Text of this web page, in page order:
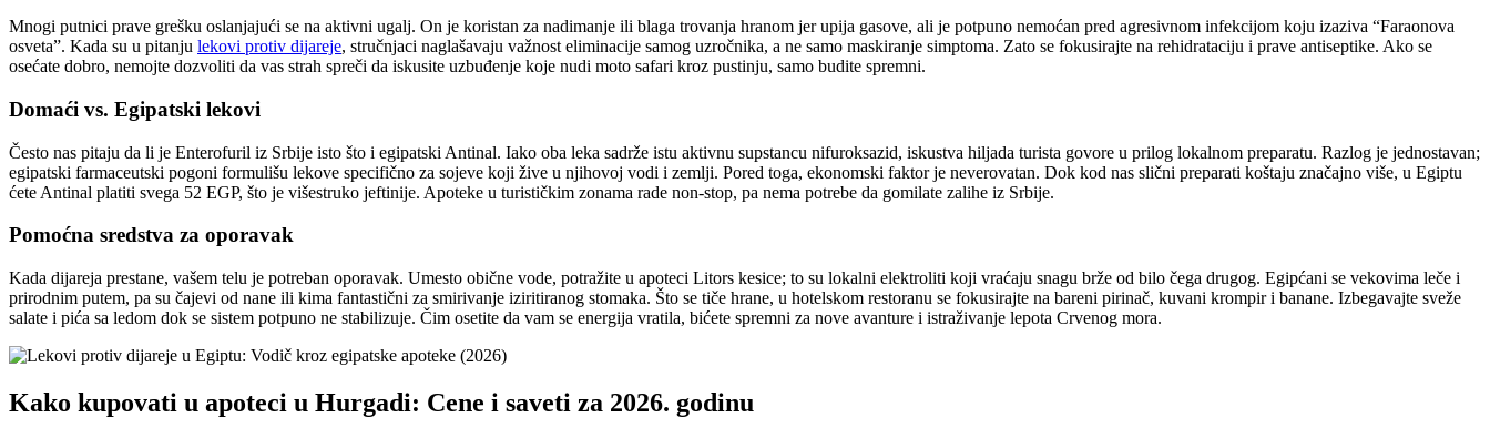
Mnogi putnici prave grešku oslanjajući se na aktivni ugalj. On je koristan za nadimanje ili blaga trovanja hranom jer upija gasove, ali je potpuno nemoćan pred agresivnom infekcijom koju izaziva “Faraonova
osveta”. Kada su u pitanju lekovi protiv dijareje, stručnjaci naglašavaju važnost eliminacije samog uzročnika, a ne samo maskiranje simptoma. Zato se fokusirajte na rehidrataciju i prave antiseptike. Ako se
osećate dobro, nemojte dozvoliti da vas strah spreči da iskusite uzbuđenje koje nudi moto safari kroz pustinju, samo budite spremni.
Domaći vs. Egipatski lekovi
Često nas pitaju da li je Enterofuril iz Srbije isto što i egipatski Antinal. Iako oba leka sadrže istu aktivnu supstancu nifuroksazid, iskustva hiljada turista govore u prilog lokalnom preparatu. Razlog je jednostavan;
egipatski farmaceutski pogoni formulišu lekove specifično za sojeve koji žive u njihovoj vodi i zemlji. Pored toga, ekonomski faktor je neverovatan. Dok kod nas slični preparati koštaju značajno više, u Egiptu
ćete Antinal platiti svega 52 EGP, što je višestruko jeftinije. Apoteke u turističkim zonama rade non-stop, pa nema potrebe da gomilate zalihe iz Srbije.
Pomoćna sredstva za oporavak
Kada dijareja prestane, vašem telu je potreban oporavak. Umesto obične vode, potražite u apoteci Litors kesice; to su lokalni elektroliti koji vraćaju snagu brže od bilo čega drugog. Egipćani se vekovima leče i
prirodnim putem, pa su čajevi od nane ili kima fantastični za smirivanje iziritiranog stomaka. Što se tiče hrane, u hotelskom restoranu se fokusirajte na bareni pirinač, kuvani krompir i banane. Izbegavajte sveže
salate i pića sa ledom dok se sistem potpuno ne stabilizuje. Čim osetite da vam se energija vratila, bićete spremni za nove avanture i istraživanje lepota Crvenog mora.
Kako kupovati u apoteci u Hurgadi: Cene i saveti za 2026. godinu